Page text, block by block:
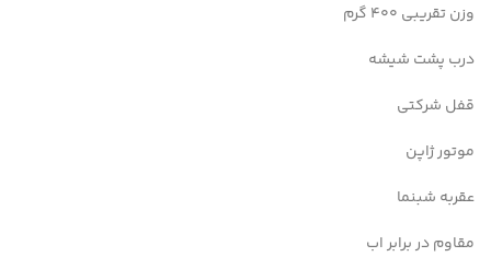
وزن تقریبی 400 گرم
درب پشت شیشه
قفل شرکتی
موتور ژاپن
عقربه شبنما
مقاوم در برابر اب